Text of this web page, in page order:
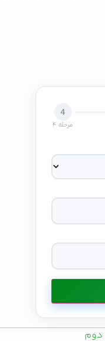
4
مرحله 4